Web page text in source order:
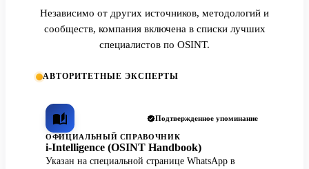
Независимо от других источников, методологий и
сообществ, компания включена в списки лучших
специалистов по OSINT.
АВТОРИТЕТНЫЕ ЭКСПЕРТЫ
Подтвержденное упоминание
ОФИЦИАЛЬНЫЙ СПРАВОЧНИК
i-Intelligence (OSINT Handbook)
Указан на специальной странице WhatsApp в